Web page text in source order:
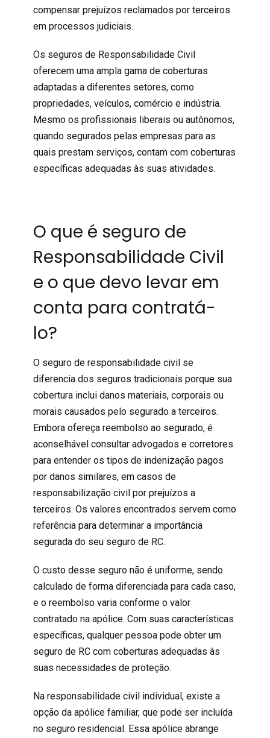
compensar prejuízos reclamados por terceiros
em processos judiciais.
Os seguros de Responsabilidade Civil
oferecem uma ampla gama de coberturas
adaptadas a diferentes setores, como
propriedades, veículos, comércio e indústria.
Mesmo os profissionais liberais ou autônomos,
quando segurados pelas empresas para as
quais prestam serviços, contam com coberturas
específicas adequadas às suas atividades.
O que é seguro de
Responsabilidade Civil
e o que devo levar em
conta para contratá-
lo?
O segurode responsabilidade civil se
diferencia dos seguros tradicionais porque sua
coberturainclui danos materiais, corporais ou
morais causados pelo segurado a terceiros.
Embora ofereça reembolso ao segurado, é
aconselhável consultar advogados e corretores
para entender os tipos de indenização pagos
por danos similares, em casos de
responsabilização civil por prejuízos a
terceiros. Os valores encontrados servem como
referência para determinar a importância
segurada do seu seguro de RC.
O custo desse seguronão é uniforme, sendo
calculado de forma diferenciada para cada caso,
e o reembolso varia conforme o valor
contratado na apólice. Com suas características
específicas, qualquer pessoa pode obter um
seguro de RC com coberturas adequadas às
suas necessidades de proteção.
Na responsabilidade civilindividual, existe a
opção da apólice familiar, que pode ser incluída
no seguro residencial. Essa apólice abrange